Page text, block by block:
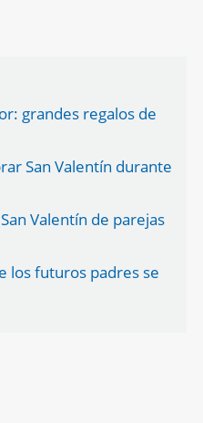
grandes regalos de
San Valentín durante
Valentín de parejas
los futuros padres se